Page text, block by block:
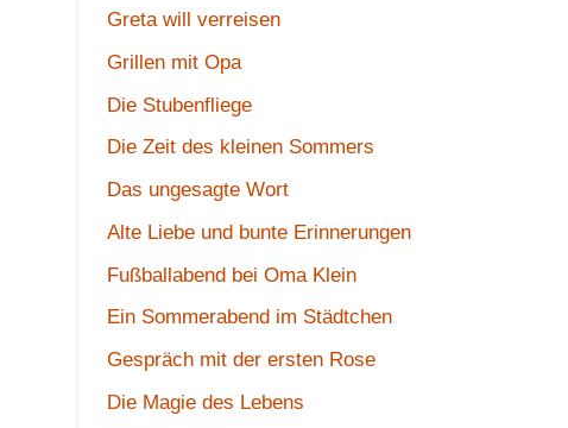
Greta will verreisen
Grillen mit Opa
Die Stubenfliege
Die Zeit des kleinen Sommers
Das ungesagte Wort
Alte Liebe und bunte Erinnerungen
Fußballabend bei Oma Klein
Ein Sommerabend im Städtchen
Gespräch mit der ersten Rose
Die Magie des Lebens